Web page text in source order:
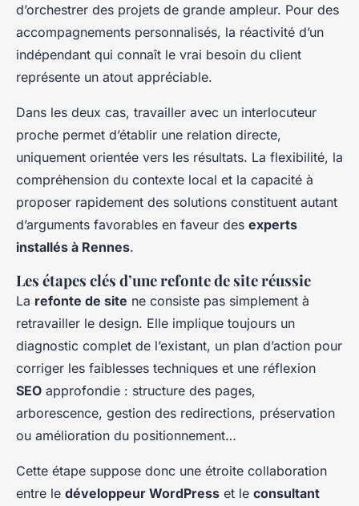
d’orchestrer des projets de grande ampleur. Pour des
accompagnements personnalisés, la réactivité d’un
indépendant qui connaît le vrai besoin du client
représente un atout appréciable.
Dans les deux cas, travailler avec un interlocuteur
proche permet d’établir une relation directe,
uniquement orientée vers les résultats. La flexibilité, la
compréhension du contexte local et la capacité à
proposer rapidement des solutions constituent autant
d’arguments favorables en faveur des experts
installés à Rennes.
Les étapes clés d’une refonte de site réussie
La refonte de site ne consiste pas simplement à
retravailler le design. Elle implique toujours un
diagnostic complet de l’existant, un plan d’action pour
corriger les faiblesses techniques et une réflexion
SEO approfondie : structure des pages,
arborescence, gestion des redirections, préservation
ou amélioration du positionnement…
Cette étape suppose donc une étroite collaboration
entre le développeur WordPress et le consultant